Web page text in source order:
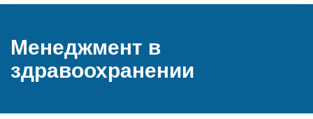
Менеджмент в
здравоохранении